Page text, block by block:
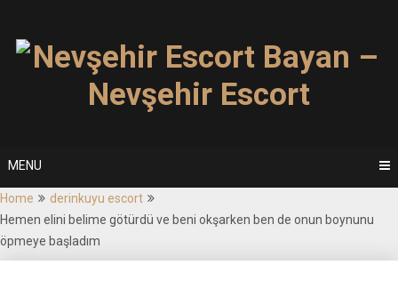
content
MENU
Home
derinkuyu escort
Hemen elini belime götürdü ve beni okşarken ben de onun boynunu
öpmeye başladım